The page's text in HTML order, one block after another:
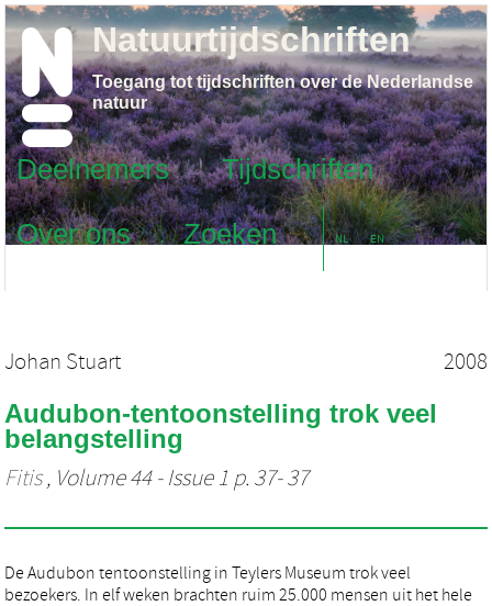
Deelnemers
Tijdschriften
Over ons
Zoeken NL EN
Natuurtijdschriften
Toegang tot tijdschriften over de Nederlandse
natuur
Johan Stuart 2008
Audubon-tentoonstelling trok veel
belangstelling
Fitis, Volume 44 - Issue 1 p. 37- 37
De Audubon tentoonstelling in Teylers Museum trok veel
bezoekers. In elf weken brachten ruim 25.000 mensen uit het hele